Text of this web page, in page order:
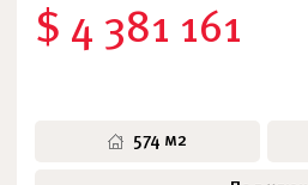
$ 4 381 161
574 м2